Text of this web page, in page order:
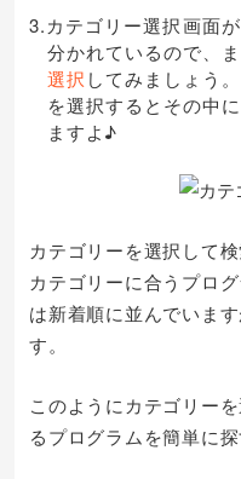
3.カテゴリー選択画面
分かれているので、
選択 してみましょう
を選択するとその中
ますよ♪
カテゴリーを選択して
カテゴリーに合うプロ
は新着順に並んでいます
す。
このようにカテゴリー
るプログラムを簡単に